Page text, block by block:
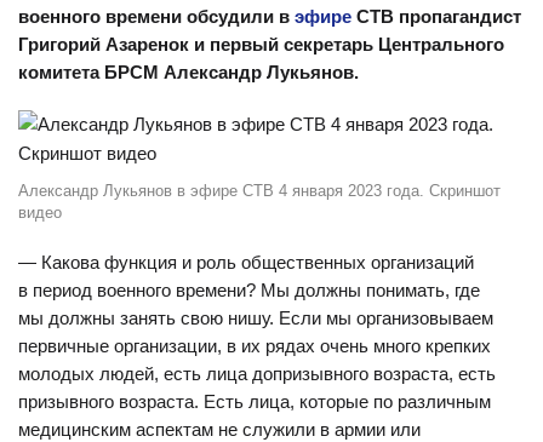
военного времени обсудили в эфире СТВ пропагандист
Григорий Азаренок и первый секретарь Центрального
комитета БРСМ Александр Лукьянов.
Александр Лукьянов в эфире СТВ 4 января 2023 года. Скриншот
видео
— Какова функция и роль общественных организаций
в период военного времени? Мы должны понимать, где
мы должны занять свою нишу. Если мы организовываем
первичные организации, в их рядах очень много крепких
молодых людей, есть лица допризывного возраста, есть
призывного возраста. Есть лица, которые по различным
медицинским аспектам не служили в армии или